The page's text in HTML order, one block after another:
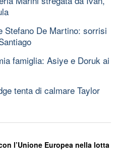
Stefano De Martino: sorrisi
famiglia: Asiye e Doruk ai
tenta di calmare Taylor
l’Unione Europea nella lotta